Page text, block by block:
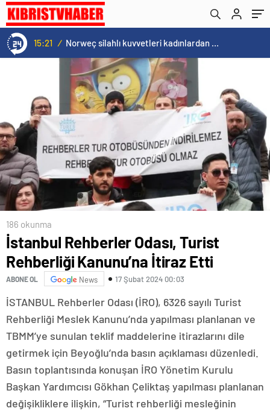
15:21 / Norweç silahlı kuvvetleri kadınlardan oluşan özel kuvvetler eğitimlerini başlattı.
186 okunma
İstanbul Rehberler Odası, Turist
Rehberliği Kanunu’na İtiraz Etti
ABONE OL News 17 Şubat 2024 00:03
İSTANBUL Rehberler Odası (İRO), 6326 sayılı Turist
Rehberliği Meslek Kanunu’nda yapılması planlanan ve
TBMM’ye sunulan teklif maddelerine itirazlarını dile
getirmek için Beyoğlu’nda basın açıklaması düzenledi.
Basın toplantısında konuşan İRO Yönetim Kurulu
Başkan Yardımcısı Gökhan Çeliktaş yapılması planlanan
değişikliklere ilişkin, “Turist rehberliği mesleğinin